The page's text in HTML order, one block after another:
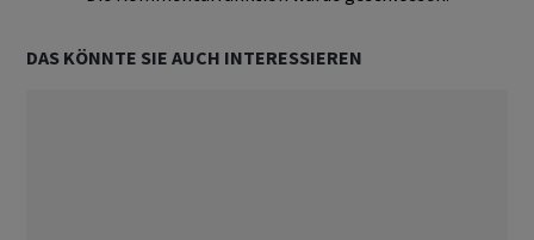
DAS KÖNNTE SIE AUCH INTERESSIEREN